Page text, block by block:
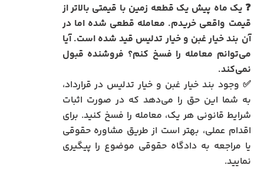
❓ یک ماه پیش یک قطعه زمین با قیمتی بالاتر از
قیمت واقعی خریدم. معامله قطعی شده اما در
آن بند خیار غبن و خیار تدلیس قید شده است. آیا
می‌توانم معامله را فسخ کنم؟ فروشنده قبول
نمی‌کند.
✅ وجود بند خیار غبن و خیار تدلیس در قرارداد،
به شما این حق را می‌دهد که در صورت اثبات
شرایط قانونی هر یک، معامله را فسخ کنید. برای
اقدام عملی، بهتر است از طریق مشاوره حقوقی
یا مراجعه به دادگاه حقوقی موضوع را پیگیری
نمایید.